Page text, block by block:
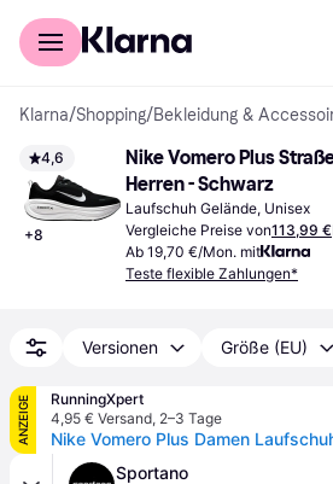
Für Shopper
Klarna/Shopping/Bekleidung &
4,6
+8
Nike Vomero Plus
Herren - Schwarz
Laufschuh Gelände, Unisex
Vergleiche Preise von113,99 €
Ab 19,70 €/Mon. mit
Teste flexible Zahlungen*
Versionen Größe (EU)
ANZEIGE
RunningXpert
4,95 € Versand, 2–3 Tage
Sportano